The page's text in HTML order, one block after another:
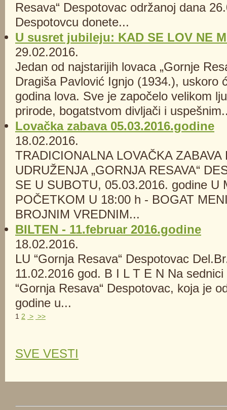
Resava“ Despotovac održanoj dana
Despotovcu donete...
U susret jubileju: KAD SE LOV NE
29.02.2016.
Jedan od najstarijih lovaca „Gornje
Dragiša Pavlović Ignjo (1934.), uskoro
godina lova. Sve je započelo velikom
prirode, bogatstvom divljači i
Lovačka zabava 05.03.2016.godine
18.02.2016.
TRADICIONALNA LOVAČKA ZABAVA
UDRUŽENJA „GORNJA RESAVA“
SE U SUBOTU, 05.03.2016. godine U
POČETKOM U 18:00 h - BOGAT
BROJNIM VREDNIM...
BILTEN - 11.februar 2016.godine
18.02.2016.
LU “Gornja Resava“ Despotovac
11.02.2016 god. B I L T E N Na
“Gornja Resava“ Despotovac, koja je
godine u...
1 2 > >>
SVE VESTI